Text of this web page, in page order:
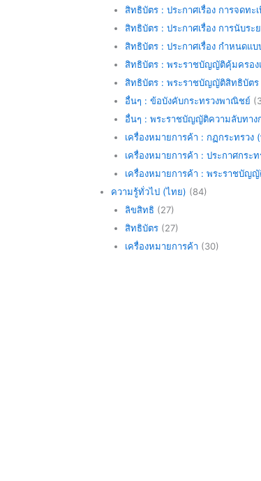
สิทธิบัตร : ประกาศเรื่อง การจดทะ
สิทธิบัตร : ประกาศเรื่อง การนับระย
สิทธิบัตร : ประกาศเรื่อง กำหนดแ
สิทธิบัตร : พระราชบัญญัติคุ้มครอง
สิทธิบัตร : พระราชบัญญัติสิทธิบัตร
อื่นๆ : ข้อบังคับกระทรวงพาณิชย์
อื่นๆ : พระราชบัญญัติความลับทาง
เครื่องหมายการค้า : กฏกระทรวง
เครื่องหมายการค้า : ประกาศกระ
เครื่องหมายการค้า : พระราชบัญ
ความรู้ทั่วไป (ไทย) (84)
ลิขสิทธิ (27)
สิทธิบัตร(27)
เครื่องหมายการค้า (30)